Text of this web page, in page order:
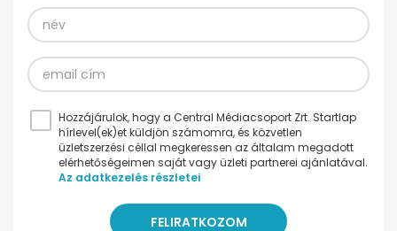
Hozzájárulok, hogy a Central Médiacsoport Zrt. Startlap
hírlevel(ek)et küldjön számomra, és közvetlen
üzletszerzési céllal megkeressen az általam megadott
elérhetőségeimen saját vagy üzleti partnerei ajánlatával.
Az adatkezelés részletei